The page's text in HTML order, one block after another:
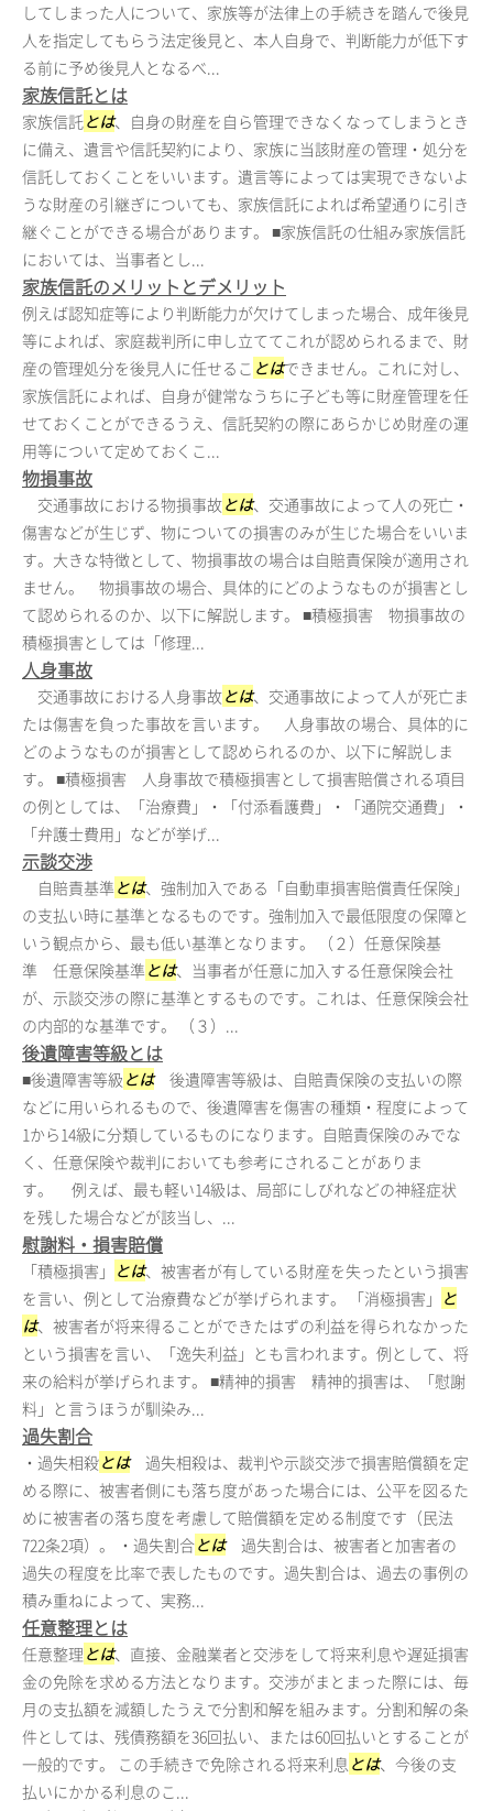
してしまった人について、家族等が法律上の手続きを踏んで後見
人を指定してもらう法定後見と、本人自身で、判断能力が低下す
る前に予め後見人となるべ...
家族信託とは
家族信託とは、自身の財産を自ら管理できなくなってしまうとき
に備え、遺言や信託契約により、家族に当該財産の管理・処分を
信託しておくことをいいます。遺言等によっては実現できないよ
うな財産の引継ぎについても、家族信託によれば希望通りに引き
継ぐことができる場合があります。 ■家族信託の仕組み家族信託
においては、当事者とし...
家族信託のメリットとデメリット
例えば認知症等により判断能力が欠けてしまった場合、成年後見
等によれば、家庭裁判所に申し立ててこれが認められるまで、財
産の管理処分を後見人に任せるこ とはできません。これに対し、
家族信託によれば、自身が健常なうちに子ども等に財産管理を任
せておくことができるうえ、信託契約の際にあらかじめ財産の運
用等について定めておくこ...
物損事故
交通事故における物損事故とは、交通事故によって人の死亡・
傷害などが生じず、物についての損害のみが生じた場合をいいま
す。大きな特徴として、物損事故の場合は自賠責保険が適用され
ません。 物損事故の場合、具体的にどのようなものが損害とし
て認められるのか、以下に解説します。 ■積極損害 物損事故の
積極損害としては「修理...
人身事故
交通事故における人身事故とは、交通事故によって人が死亡ま
たは傷害を負った事故を言います。 人身事故の場合、具体的に
どのようなものが損害として認められるのか、以下に解説しま
す。 ■積極損害 人身事故で積極損害として損害賠償される項目
の例としては、「治療費」・「付添看護費」・「通院交通費」・
「弁護士費用」などが挙げ...
示談交渉
自賠責基準とは、強制加入である「自動車損害賠償責任保険」
の支払い時に基準となるものです。強制加入で最低限度の保障と
いう観点から、最も低い基準となります。 （２）任意保険基
準 任意保険基準とは、当事者が任意に加入する任意保険会社
が、示談交渉の際に基準とするものです。これは、任意保険会社
の内部的な基準です。 （３）...
後遺障害等級とは
■後遺障害等級 とは後遺障害等級は、自賠責保険の支払いの際
などに用いられるもので、後遺障害を傷害の種類・程度によって
1から14級に分類しているものになります。自賠責保険のみでな
く、任意保険や裁判においても参考にされることがありま
す。 例えば、最も軽い14級は、局部にしびれなどの神経症状
を残した場合などが該当し、...
慰謝料・損害賠償
「積極損害」 とは、被害者が有している財産を失ったという損害
を言い、例として治療費などが挙げられます。 「消極損害」 と
は、被害者が将来得ることができたはずの利益を得られなかった
という損害を言い、「逸失利益」とも言われます。例として、将
来の給料が挙げられます。 ■精神的損害 精神的損害は、「慰謝
料」と言うほうが馴染み...
過失割合
・過失相殺とは過失相殺は、裁判や示談交渉で損害賠償額を定
める際に、被害者側にも落ち度があった場合には、公平を図るた
めに被害者の落ち度を考慮して賠償額を定める制度です（民法
722条2項）。 ・過失割合とは過失割合は、被害者と加害者の
過失の程度を比率で表したものです。過失割合は、過去の事例の
積み重ねによって、実務...
任意整理とは
任意整理 とは、直接、金融業者と交渉をして将来利息や遅延損害
金の免除を求める方法となります。交渉がまとまった際には、毎
月の支払額を減額したうえで分割和解を組みます。分割和解の条
件としては、残債務額を36回払い、または60回払いとすることが
一般的です。 この手続きで免除される将来利息 とは、今後の支
払いにかかる利息のこ...